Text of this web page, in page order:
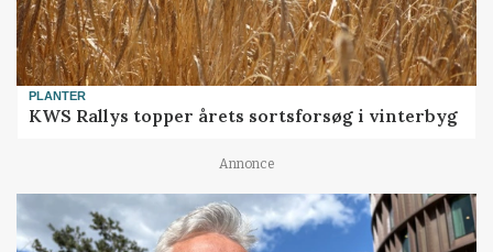
PLANTER
KWS Rallys topper årets sortsforsøg i vinterbyg
Annonce